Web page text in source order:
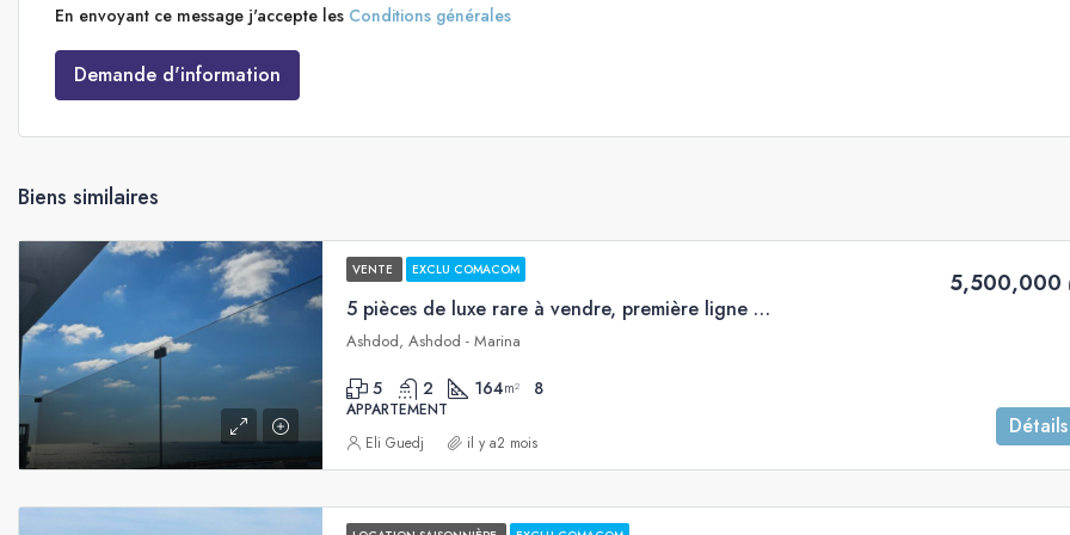
En envoyant ce message j'accepte les Conditions générales
Demande d'information
Biens similaires
VENTE EXCLU COMACOM
5 pièces de luxe rare à vendre, première ligne de mer, Marina, Ashdod
5,500,000
Ashdod, Ashdod - Marina
5 2 164m² 8
APPARTEMENT
Détails
Eli Guedj il y a2 mois